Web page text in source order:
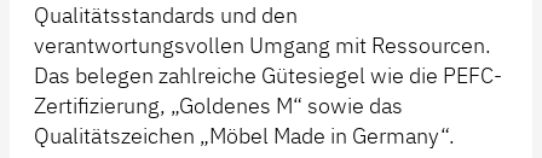
Qualitätsstandards und den
verantwortungsvollen Umgang mit Ressourcen.
Das belegen zahlreiche Gütesiegel wie die PEFC-
Zertifizierung, „Goldenes M“ sowie das
Qualitätszeichen „Möbel Made in Germany“.